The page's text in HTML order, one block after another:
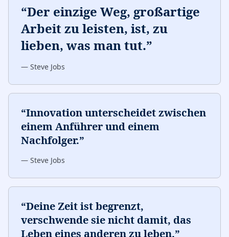
“Der einzige Weg, großartige
Arbeit zu leisten, ist, zu
lieben, was man tut.”
— Steve Jobs
“Innovation unterscheidet zwischen
einem Anführer und einem
Nachfolger.”
— Steve Jobs
“Deine Zeit ist begrenzt,
verschwende sie nicht damit, das
Leben eines anderen zu leben.”